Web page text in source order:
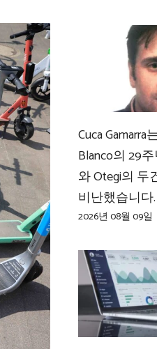
Cuca Gamarra
Blanco의 29
와 Otegi의 두
비난했습니다.
2026년 08월 09일